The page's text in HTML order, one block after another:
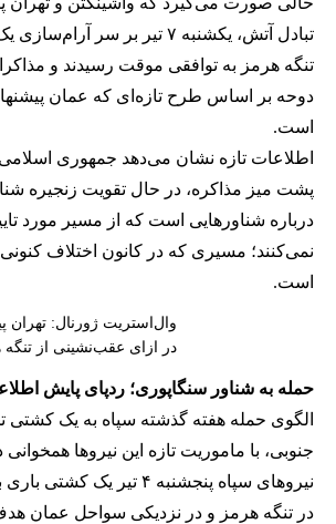
تبادل آتش، یکشنبه ۷ تیر بر سر
تنگه هرمز به توافقی موقت رسیدند و
دوحه بر اساس طرح تازه‌ای که عمان
است.
اطلاعات تازه نشان می‌دهد جمهوری
پشت میز مذاکره، در حال تقویت زنجیره
درباره شناورهایی است که از مسیر مورد
نمی‌کنند؛ مسیری که در کانون اختلاف
است.
وال‌استریت ژورنال: تهران
در ازای عقب‌نشینی از تنگه
حمله به شناور سنگاپوری؛ ردپای پایش
الگوی حمله هفته گذشته سپاه به یک کشتی
جنوبی، با ماموریت تازه این نیروها همخوانی
نیروهای سپاه پنجشنبه ۴ تیر یک
در تنگه هرمز و در نزدیکی سواحل عمان